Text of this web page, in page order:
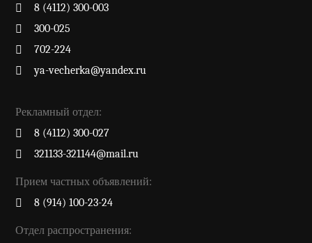
8 (4112) 300-003
300-025
702-224
ya-vecherka@yandex.ru
Рекламный отдел:
8 (4112) 300-027
321133-321144@mail.ru
Прием частных объявлений:
8 (914) 100-23-24
Отдел распространения: